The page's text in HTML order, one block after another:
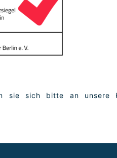
sie sich bitte an unsere